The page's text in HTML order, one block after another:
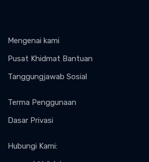
Mengenai kami
Pusat Khidmat Bantuan
Tanggungjawab Sosial
Terma Penggunaan
Dasar Privasi
Hubungi Kami: